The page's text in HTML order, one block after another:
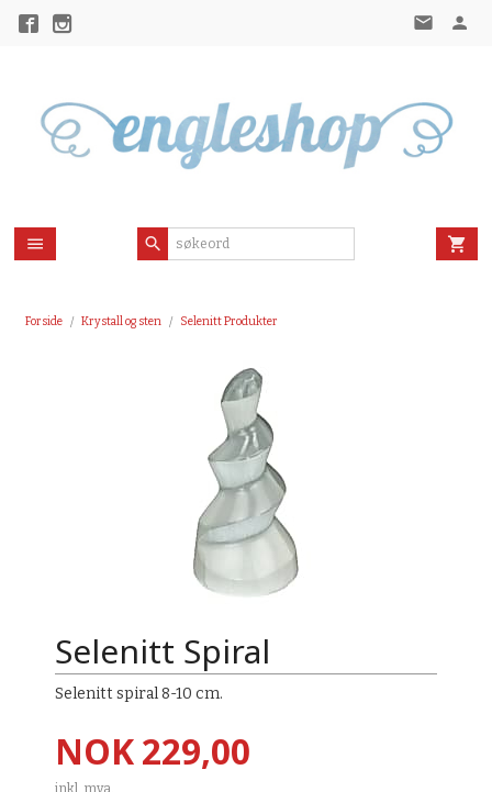
Forside Krystall og sten Selenitt Produkter
Selenitt Spiral
Selenitt spiral 8-10 cm.
Pris
NOK229,00
inkl. mva.